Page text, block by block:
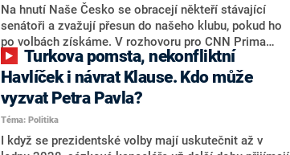
úmorná práce upozorňovat na chyby vlády. Ministři s
námi navíc nechodí do debat. Chceme ale ukazovat
svoje témata,“ odpověděl Grolich na dotaz CNN Prima
NEWS.
Na hnutí Naše Česko se obracejí někteří stávající
senátoři a zvažují přesun do našeho klubu, pokud ho
po volbách získáme. V rozhovoru pro CNN Prima
NEWS to řekl zakladatel hnutí a jihočeský hejtman
Martin Kuba. Konkrétní nebyl, ale získat by takto mohl
například senátora Zdeňka Hrabu, který je dnes
součástí klubu ODS a TOP 09. Hraba to na dotaz
redakce nevyloučil. Předseda klubu senátorů ODS
Zdeněk Nytra redakci řekl, že počítá s odchodem
Havlíček i návrat Klause. Kdo může
vyzvat Petra Pavla?
Téma: Politika
I když se prezidentské volby mají uskutečnit až v